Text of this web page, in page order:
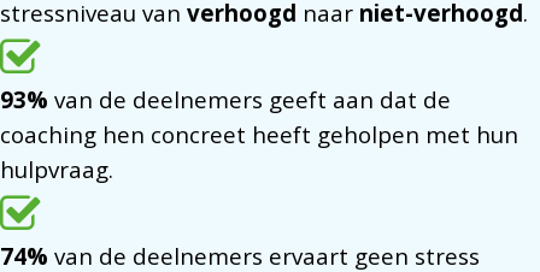
stressniveau van verhoogd naar niet-verhoogd.
93% van de deelnemers geeft aan dat de
coaching hen concreet heeft geholpen met hun
hulpvraag.
74% van de deelnemers ervaart geen stress